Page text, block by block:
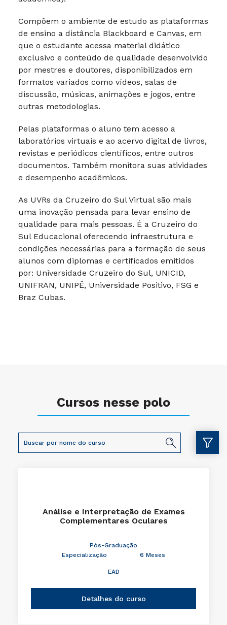
Compõem o ambiente de estudo as plataformas
de ensino a distância Blackboard e Canvas, em
que o estudante acessa material didático
exclusivo e conteúdo de qualidade desenvolvido
por mestres e doutores, disponibilizados em
formatos variados como vídeos, salas de
discussão, músicas, animações e jogos, entre
outras metodologias.
Pelas plataformas o aluno tem acesso a
laboratórios virtuais e ao acervo digital de livros,
revistas e periódicos científicos, entre outros
documentos. Também monitora suas atividades
e desempenho acadêmicos.
As UVRs da Cruzeiro do Sul Virtual são mais
uma inovação pensada para levar ensino de
qualidade para mais pessoas. É a Cruzeiro do
Sul Educacional oferecendo infraestrutura e
condições necessárias para a formação de seus
alunos com diplomas e certificados emitidos
por: Universidade Cruzeiro do Sul, UNICID,
UNIFRAN, UNIPÊ, Universidade Positivo, FSG e
Braz Cubas.
Cursos nesse polo
Análise e Interpretação de Exames
Complementares Oculares
Pós-Graduação
Especialização
6 Meses
EAD
Detalhes do curso